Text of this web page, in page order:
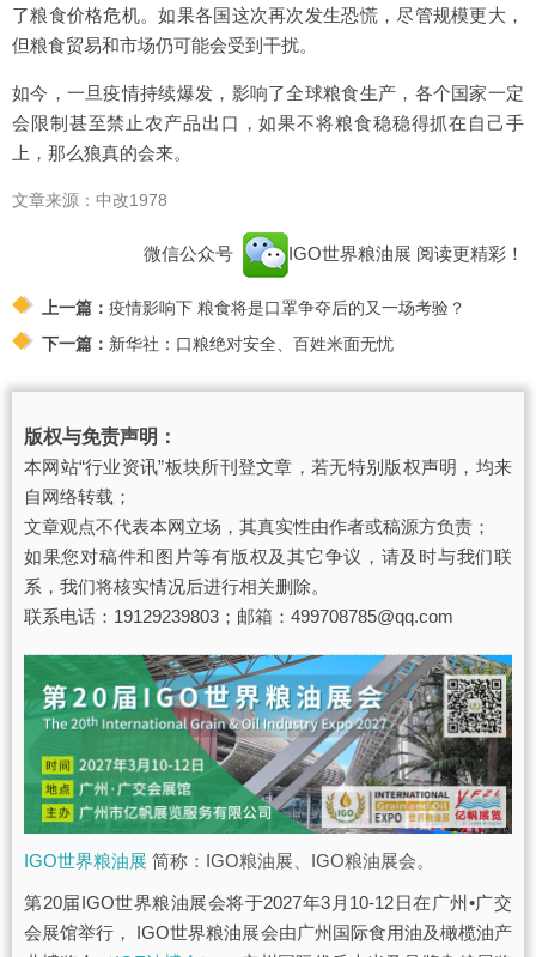
了粮食价格危机。如果各国这次再次发生恐慌，尽管规模更大，
但粮食贸易和市场仍可能会受到干扰。
如今，一旦疫情持续爆发，影响了全球粮食生产，各个国家一定
会限制甚至禁止农产品出口，如果不将粮食稳稳得抓在自己手
上，那么狼真的会来。
文章来源：中改1978
微信公众号 IGO世界粮油展 阅读更精彩！
上一篇： 疫情影响下 粮食将是口罩争夺后的又一场考验？
下一篇： 新华社：口粮绝对安全、百姓米面无忧
版权与免责声明：
本网站“行业资讯”板块所刊登文章，若无特别版权声明，均来
自网络转载；
文章观点不代表本网立场，其真实性由作者或稿源方负责；
如果您对稿件和图片等有版权及其它争议，请及时与我们联
系，我们将核实情况后进行相关删除。
联系电话：19129239803；邮箱：499708785@qq.com
IGO世界粮油展 简称：IGO粮油展、IGO粮油展会。
第20届IGO世界粮油展会将于2027年3月10-12日在广州•广交
会展馆举行， IGO世界粮油展会由广州国际食用油及橄榄油产